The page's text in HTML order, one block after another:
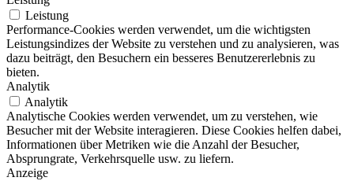
Leistung
Performance-Cookies werden verwendet, um die wichtigsten
Leistungsindizes der Website zu verstehen und zu analysieren, was
dazu beiträgt, den Besuchern ein besseres Benutzererlebnis zu
bieten.
Analytik
Analytik
Analytische Cookies werden verwendet, um zu verstehen, wie
Besucher mit der Website interagieren. Diese Cookies helfen dabei,
Informationen über Metriken wie die Anzahl der Besucher,
Absprungrate, Verkehrsquelle usw. zu liefern.
Anzeige